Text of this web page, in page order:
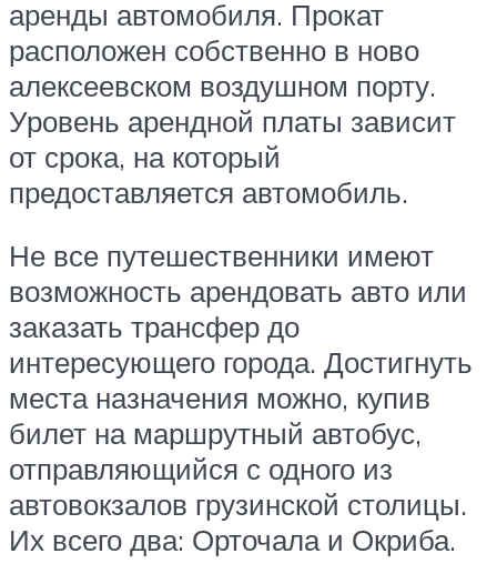
аренды автомобиля. Прокат
расположен собственно в ново
алексеевском воздушном порту.
Уровень арендной платы зависит
от срока, на который
предоставляется автомобиль.
Не все путешественники имеют
возможность арендовать авто или
заказать трансфер до
интересующего города. Достигнуть
места назначения можно, купив
билет на маршрутный автобус,
отправляющийся с одного из
автовокзалов грузинской столицы.
Их всего два: Орточала и Окриба.